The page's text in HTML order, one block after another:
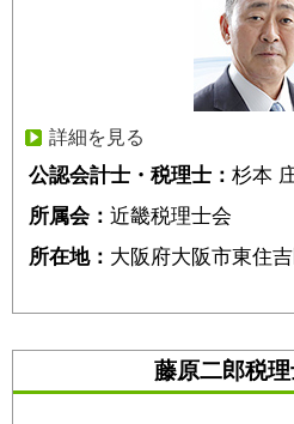
詳細を見る
公認会計士・税理士： 杉本
所属会： 近畿税理士会
所在地： 大阪府大阪市東住
藤原二郎税